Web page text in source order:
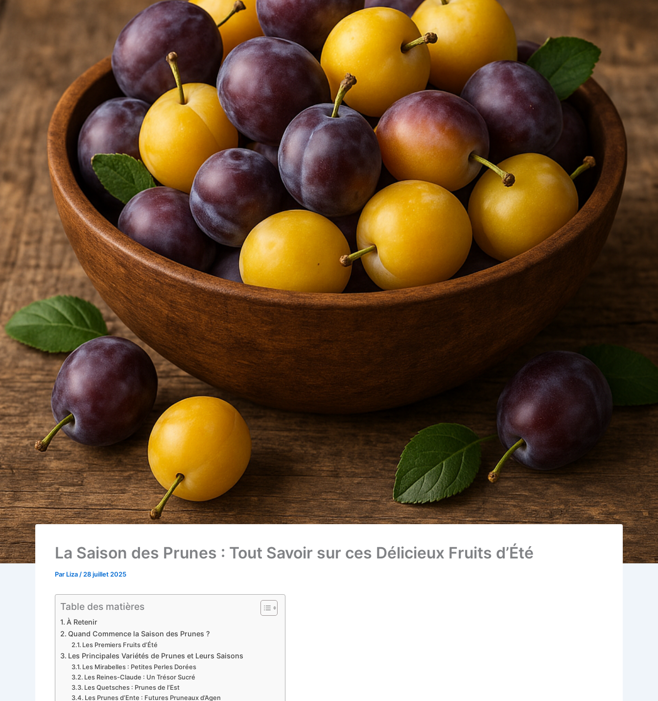
La Saison des Prunes : Tout Savoir sur ces Délicieux Fruits d’Été
Par Liza / 28 juillet 2025
Table des matières
À Retenir
Quand Commence la Saison des Prunes ?
Les Premiers Fruits d’Été
Les Principales Variétés de Prunes et Leurs Saisons
Les Mirabelles : Petites Perles Dorées
Les Reines-Claude : Un Trésor Sucré
Les Quetsches : Prunes de l’Est
Les Prunes d’Ente : Futures Pruneaux d’Agen